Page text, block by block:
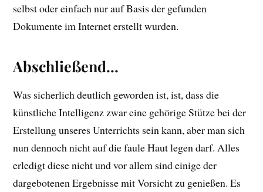
selbst oder einfach nur auf Basis der gefunden
Dokumente im Internet erstellt wurden.
Abschließend…
Was sicherlich deutlich geworden ist, ist, dass die
künstliche Intelligenz zwar eine gehörige Stütze bei der
Erstellung unseres Unterrichts sein kann, aber man sich
nun dennoch nicht auf die faule Haut legen darf. Alles
erledigt diese nicht und vor allem sind einige der
dargebotenen Ergebnisse mit Vorsicht zu genießen. Es